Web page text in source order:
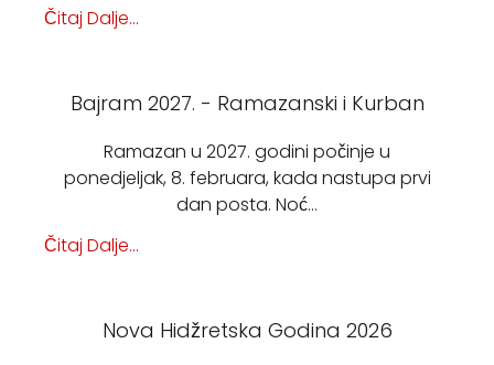
Čitaj Dalje...
Bajram 2027. - Ramazanski i Kurban
Ramazan u 2027. godini počinje u
ponedjeljak, 8. februara, kada nastupa prvi
dan posta. Noć…
Čitaj Dalje...
Nova Hidžretska Godina 2026